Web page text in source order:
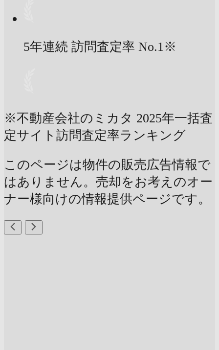
5年連続 訪問査定率 No.1※
※不動産会社のミカタ 2025年一括査
定サイト訪問査定率ランキング
このページは物件の販売広告情報で
はありません。売却をお考えのオー
ナー様向けの情報提供ページです。